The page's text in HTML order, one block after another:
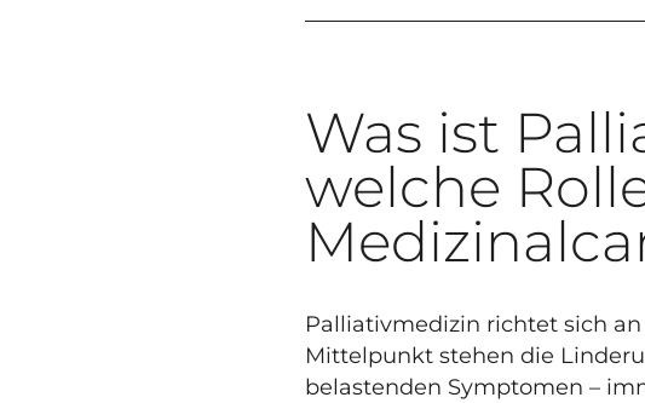
Was ist
welche
Palliativmedizin richtet sich
Mittelpunkt stehen die
belastenden Symptomen –